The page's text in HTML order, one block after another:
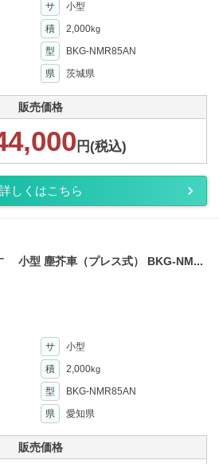
サ
小型
積 2,000kg
型
BKG-NMR85AN
県 茨城県
販売価格
円(税込)
詳しくはこちら
ゞ 小型 塵芥車（プレス式） BKG-NM...
サ
小型
積 2,000kg
型
BKG-NMR85AN
県 愛知県
販売価格